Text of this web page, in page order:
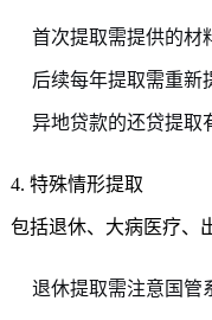
首次提取需提供的材
后续每年提取需重新
异地贷款的还贷提取
4. 特殊情形提取
包括退休、大病医疗、
退休提取需注意国管